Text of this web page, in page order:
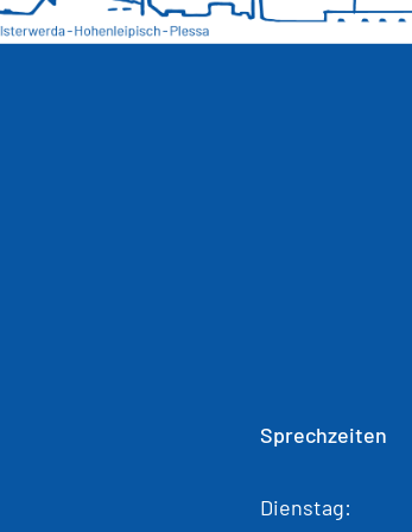
Sprechzeiten
Dienstag: